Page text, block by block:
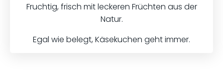
Fruchtig, frisch mit leckeren Früchten aus der
Natur.
Egal wie belegt, Käsekuchen geht immer.